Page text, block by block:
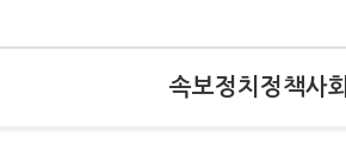
속보정치 정책사회